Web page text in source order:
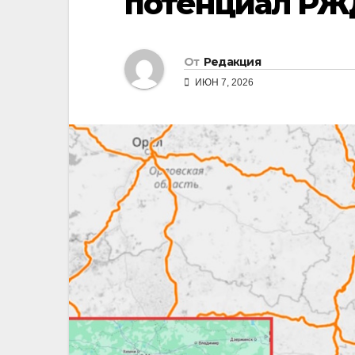
От Редакция
ИЮН 7, 2026